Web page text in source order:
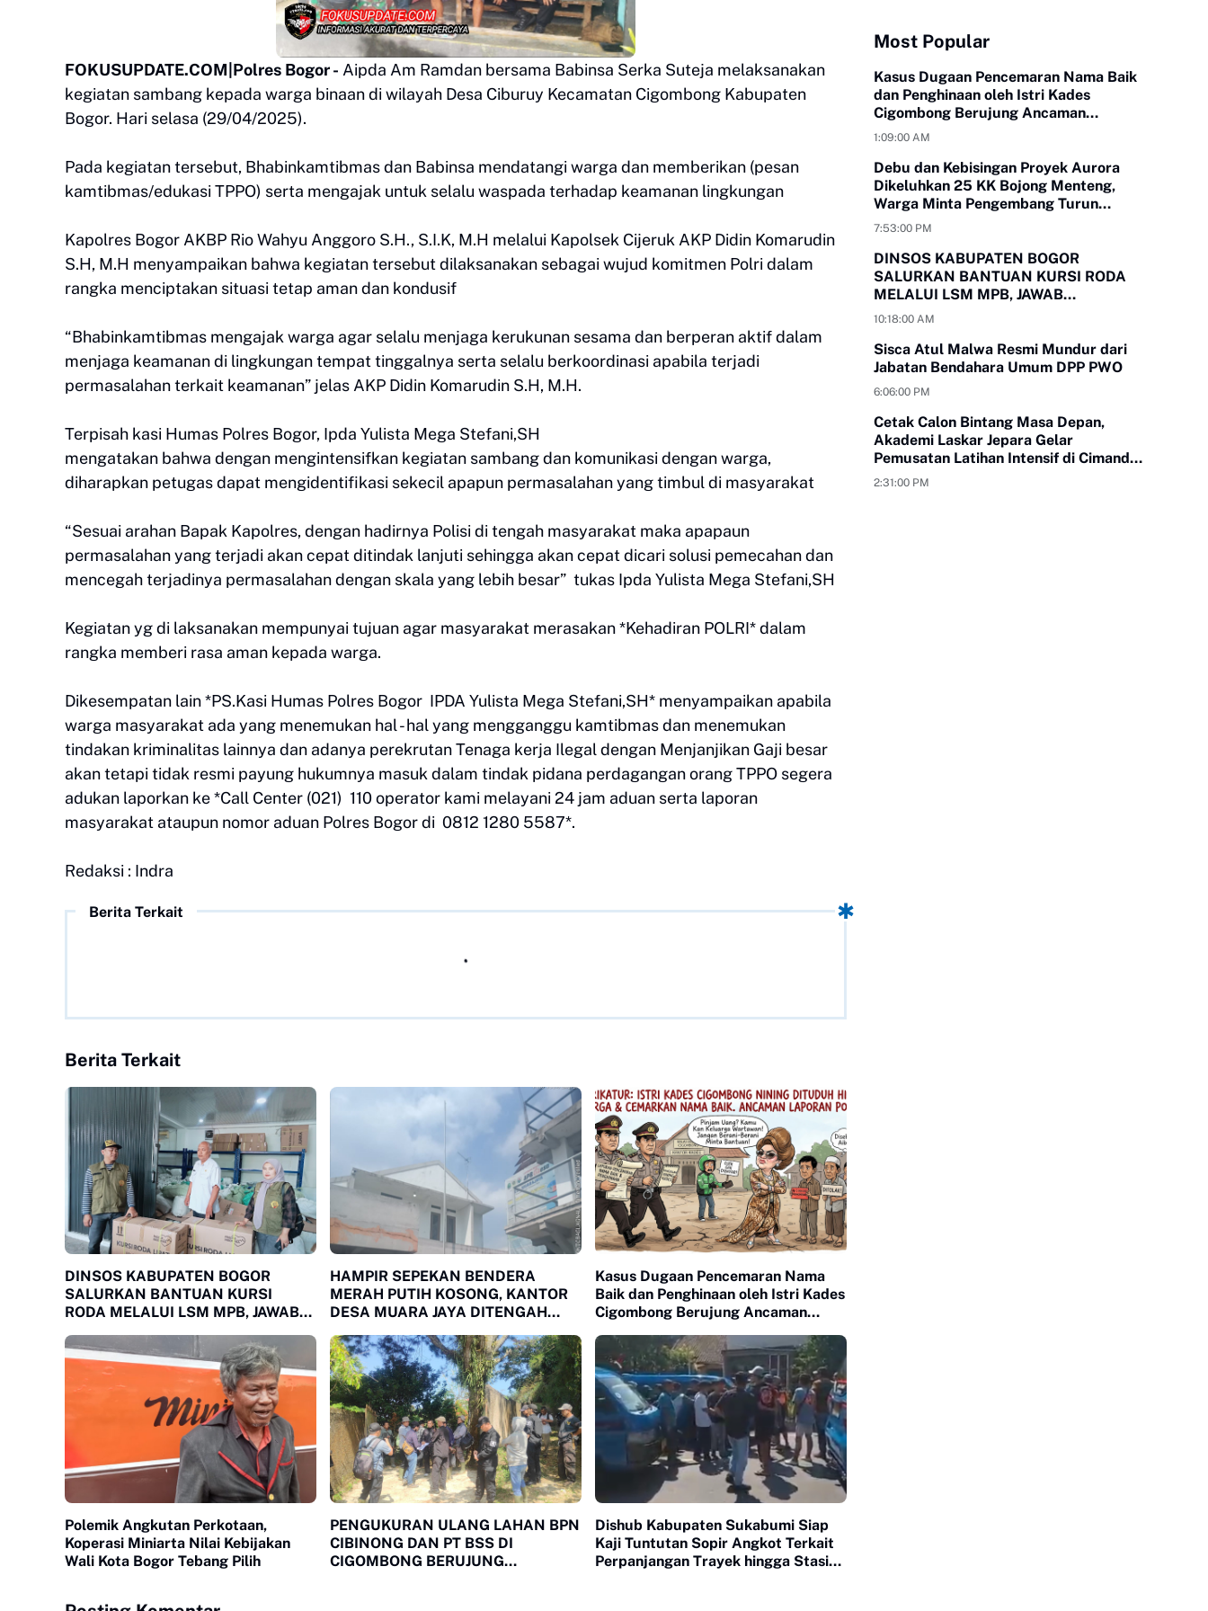
FOKUSUPDATE.COM|Polres Bogor - Aipda Am Ramdan bersama Babinsa Serka Suteja melaksanakan
kegiatan sambang kepada warga binaan di wilayah Desa Ciburuy Kecamatan Cigombong Kabupaten
Bogor. Hari selasa (29/04/2025).
Pada kegiatan tersebut, Bhabinkamtibmas dan Babinsa mendatangi warga dan memberikan (pesan
kamtibmas/edukasi TPPO) serta mengajak untuk selalu waspada terhadap keamanan lingkungan
Kapolres Bogor AKBP Rio Wahyu Anggoro S.H., S.I.K, M.H melalui Kapolsek Cijeruk AKP Didin Komarudin
S.H, M.H menyampaikan bahwa kegiatan tersebut dilaksanakan sebagai wujud komitmen Polri dalam
rangka menciptakan situasi tetap aman dan kondusif
“Bhabinkamtibmas mengajak warga agar selalu menjaga kerukunan sesama dan berperan aktif dalam
menjaga keamanan di lingkungan tempat tinggalnya serta selalu berkoordinasi apabila terjadi
permasalahan terkait keamanan” jelas AKP Didin Komarudin S.H, M.H.
Terpisah kasi Humas Polres Bogor, Ipda Yulista Mega Stefani,SH
mengatakan bahwa dengan mengintensifkan kegiatan sambang dan komunikasi dengan warga,
diharapkan petugas dapat mengidentifikasi sekecil apapun permasalahan yang timbul di masyarakat
“Sesuai arahan Bapak Kapolres, dengan hadirnya Polisi di tengah masyarakat maka apapaun
permasalahan yang terjadi akan cepat ditindak lanjuti sehingga akan cepat dicari solusi pemecahan dan
mencegah terjadinya permasalahan dengan skala yang lebih besar” tukas Ipda Yulista Mega Stefani,SH
Kegiatan yg di laksanakan mempunyai tujuan agar masyarakat merasakan *Kehadiran POLRI* dalam
rangka memberi rasa aman kepada warga.
Dikesempatan lain *PS.Kasi Humas Polres Bogor IPDA Yulista Mega Stefani,SH* menyampaikan apabila
warga masyarakat ada yang menemukan hal - hal yang mengganggu kamtibmas dan menemukan
tindakan kriminalitas lainnya dan adanya perekrutan Tenaga kerja Ilegal dengan Menjanjikan Gaji besar
akan tetapi tidak resmi payung hukumnya masuk dalam tindak pidana perdagangan orang TPPO segera
adukan laporkan ke *Call Center (021) 110 operator kami melayani 24 jam aduan serta laporan
masyarakat ataupun nomor aduan Polres Bogor di 0812 1280 5587*.
Redaksi : Indra
Berita Terkait
Berita Terkait
DINSOS KABUPATEN BOGOR
SALURKAN BANTUAN KURSI
RODA MELALUI LSM MPB, JAWAB
MEGAMENDUNG DAN CIOMAS
HAMPIR SEPEKAN BENDERA
MERAH PUTIH KOSONG, KANTOR
DESA MUARA JAYA DITENGAH
Kasus Dugaan Pencemaran Nama
Baik dan Penghinaan oleh Istri Kades
Cigombong Berujung Ancaman
Polemik Angkutan Perkotaan,
Koperasi Miniarta Nilai Kebijakan
Wali Kota Bogor Tebang Pilih
PENGUKURAN ULANG LAHAN BPN
CIBINONG DAN PT BSS DI
CIGOMBONG BERUJUNG
Dishub Kabupaten Sukabumi Siap
Kaji Tuntutan Sopir Angkot Terkait
Perpanjangan Trayek hingga Stasiun
Most Popular
Kasus Dugaan Pencemaran Nama Baik
dan Penghinaan oleh Istri Kades
Cigombong Berujung Ancaman
Laporan Polisi
1:09:00 AM
Debu dan Kebisingan Proyek Aurora
Dikeluhkan 25 KK Bojong Menteng,
Warga Minta Pengembang Turun
Tangan
7:53:00 PM
DINSOS KABUPATEN BOGOR
SALURKAN BANTUAN KURSI RODA
MELALUI LSM MPB, JAWAB
KEBUTUHAN WARGA
10:18:00 AM
Sisca Atul Malwa Resmi Mundur dari
Jabatan Bendahara Umum DPP PWO
6:06:00 PM
Cetak Calon Bintang Masa Depan,
Akademi Laskar Jepara Gelar
Pemusatan Latihan Intensif di Cimande
Bogor
2:31:00 PM